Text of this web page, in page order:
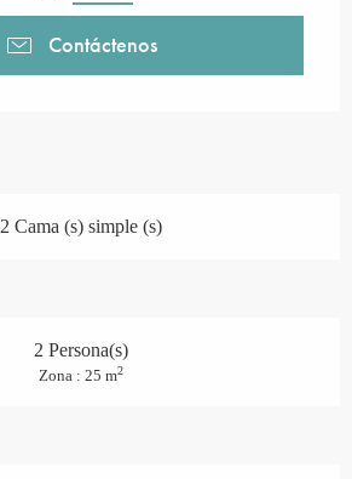
Contáctenos
2 Cama (s) simple (s)
2 Persona(s)
Zona : 25 m2